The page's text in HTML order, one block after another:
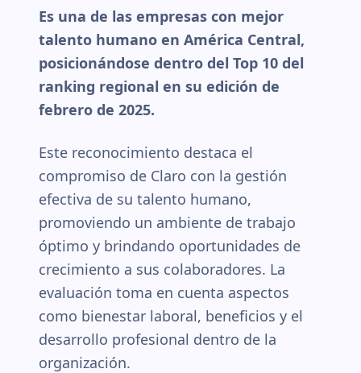
Es una de las empresas con mejor
talento humano en América Central,
posicionándose dentro del Top 10 del
ranking regional en su edición de
febrero de 2025.
Este reconocimiento destaca el
compromiso de Claro con la gestión
efectiva de su talento humano,
promoviendo un ambiente de trabajo
óptimo y brindando oportunidades de
crecimiento a sus colaboradores. La
evaluación toma en cuenta aspectos
como bienestar laboral, beneficios y el
desarrollo profesional dentro de la
organización.